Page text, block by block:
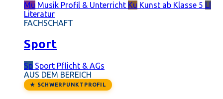
Mu Musik Profil & Unterricht Ku Kunst ab Klasse 5 LI
Literatur
FACHSCHAFT
Sport
Sp Sport Pflicht & AGs
AUS DEM BEREICH
★ SCHWERPUNKTPROFIL